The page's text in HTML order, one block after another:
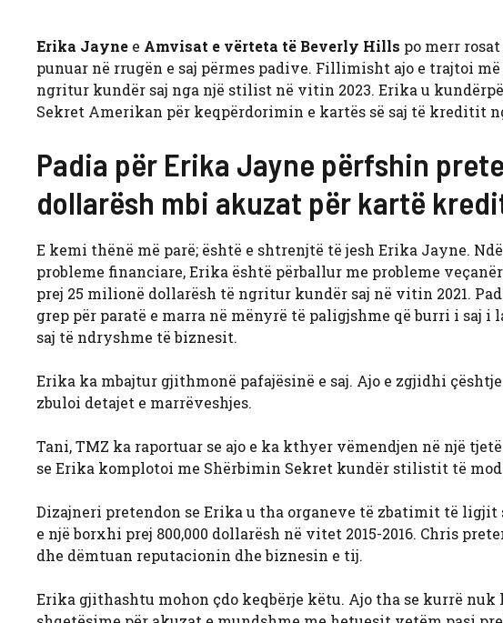
Erika Jayne e Amvisat e vërteta të Beverly Hills po merr
punuar në rrugën e saj përmes padive. Fillimisht ajo e trajtoi
ngritur kundër saj nga një stilist në vitin 2023. Erika u
Sekret Amerikan për keqpërdorimin e kartës së saj të kreditit
Padia për Erika Jayne përfshin
dollarësh mbi akuzat për kartë
E kemi thënë më parë; është e shtrenjtë të jesh Erika Jayne.
probleme financiare, Erika është përballur me probleme
prej 25 milionë dollarësh të ngritur kundër saj në vitin 2021.
grep për paratë e marra në mënyrë të paligjshme që burri i saj
saj të ndryshme të biznesit.
Erika ka mbajtur gjithmonë pafajësinë e saj. Ajo e zgjidhi
zbuloi detajet e marrëveshjes.
Tani, TMZ ka raportuar se ajo e ka kthyer vëmendjen në një
se Erika komplotoi me Shërbimin Sekret kundër stilistit të
Dizajneri pretendon se Erika u tha organeve të zbatimit të
e një borxhi prej 800,000 dollarësh në vitet 2015-2016. Chris
dhe dëmtuan reputacionin dhe biznesin e tij.
Erika gjithashtu mohon çdo keqbërje këtu. Ajo tha se kurrë